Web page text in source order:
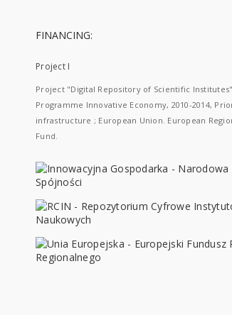
FINANCING:
Project I
Project "Digital Repository of Scientific
Programme Innovative Economy, 2010-2014,
infrastructure ; European Union. European
Fund.